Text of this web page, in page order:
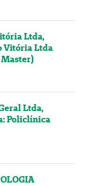
Ltda,
Vitória Ltda
Ltda,
Policlínica